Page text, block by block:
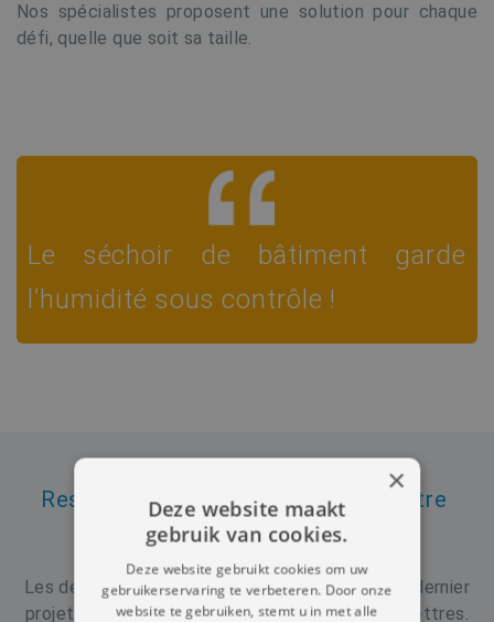
Nos spécialistes proposent une solution pour chaque
défi, quelle que soit sa taille.
Le séchoir de bâtiment garde
l’humidité sous contrôle !
Restez informé, inscrivez-vous à notre
lettre d'information.
Les derniers produits de notre gamme ou notre dernier
projet, recevez tout cela dans votre boîte aux lettres.
×
Deze website maakt
gebruik van cookies.
Deze website gebruikt cookies om uw
gebruikerservaring te verbeteren. Door onze
website te gebruiken, stemt u in met alle